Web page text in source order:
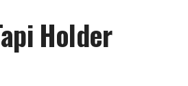
Holder